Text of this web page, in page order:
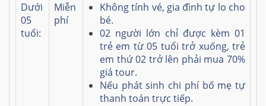
Dưới
05
tuổi:
Miễn
phí
Không tính vé, gia đình tự lo cho
bé.
02 người lớn chỉ được kèm 01
trẻ em từ 05 tuổi trở xuống, trẻ
em thứ 02 trở lên phải mua 70%
giá tour.
Nếu phát sinh chi phí bố mẹ tự
thanh toán trực tiếp.